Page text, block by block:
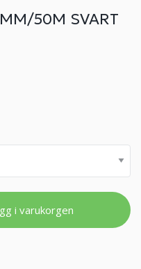
50M SVART
i varukorgen